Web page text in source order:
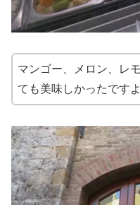
マンゴー、メロン、レ
ても美味しかったですよ